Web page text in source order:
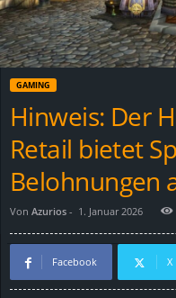
i
n
GAMING
Hinweis: Der
Retail bietet
Belohnungen
Von Azurios - 1. Januar 2026
Facebook X